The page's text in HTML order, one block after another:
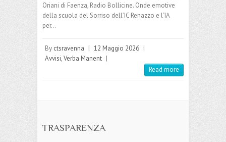
Oriani di Faenza, Radio Bollicine. Onde emotive
della scuola del Sorriso dell’IC Renazzo e l‘IA
per…
By ctsravenna | 12 Maggio 2026 |
Avvisi,Verba Manent |
Read more
TRASPARENZA